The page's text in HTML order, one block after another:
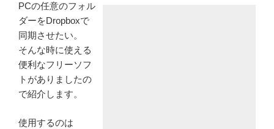
PCの任意のフォル
ダーをDropboxで
同期させたい。
そんな時に使える
便利なフリーソフ
トがありましたの
で紹介します。
使用するのは